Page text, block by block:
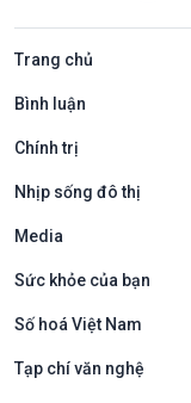
Trang chủ
Bình luận
Chính trị
Nhịp sống đô thị
Media
Sức khỏe của bạn
Số hoá Việt Nam
Tạp chí văn nghệ